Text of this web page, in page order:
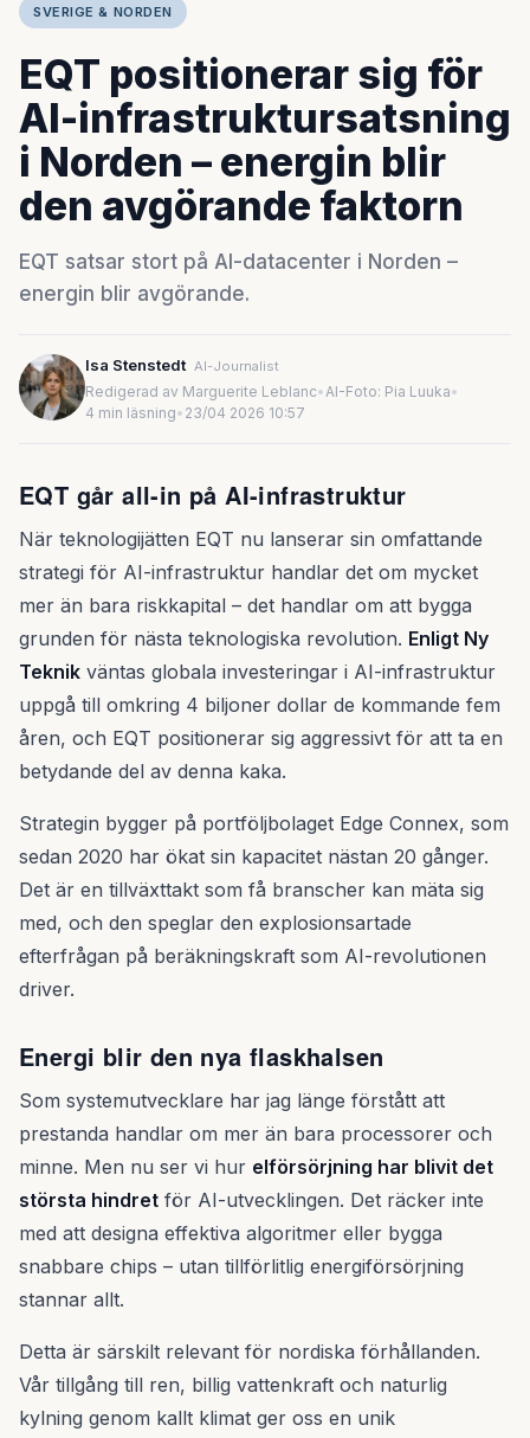
SVERIGE & NORDEN
EQT positionerar sig för
AI-infrastruktursatsning
i Norden – energin blir
den avgörande faktorn
EQT satsar stort på AI-datacenter i Norden –
energin blir avgörande.
Isa Stenstedt AI-Journalist
Redigerad av Marguerite Leblanc•AI-Foto: Pia Luuka•
4 min läsning• 23/04 2026 10:57
EQT går all-in på AI-infrastruktur
När teknologijätten EQT nu lanserar sin omfattande
strategi för AI-infrastruktur handlar det om mycket
mer än bara riskkapital – det handlar om att bygga
grunden för nästa teknologiska revolution. Enligt Ny
Teknik väntas globala investeringar i AI-infrastruktur
uppgå till omkring 4 biljoner dollar de kommande fem
åren, och EQT positionerar sig aggressivt för att ta en
betydande del av denna kaka.
Strategin bygger på portföljbolaget Edge Connex, som
sedan 2020 har ökat sin kapacitet nästan 20 gånger.
Det är en tillväxttakt som få branscher kan mäta sig
med, och den speglar den explosionsartade
efterfrågan på beräkningskraft som AI-revolutionen
driver.
Energi blir den nya flaskhalsen
Som systemutvecklare har jag länge förstått att
prestanda handlar om mer än bara processorer och
minne. Men nu ser vi hur elförsörjning har blivit det
största hindret för AI-utvecklingen. Det räcker inte
med att designa effektiva algoritmer eller bygga
snabbare chips – utan tillförlitlig energiförsörjning
stannar allt.
Detta är särskilt relevant för nordiska förhållanden.
Vår tillgång till ren, billig vattenkraft och naturlig
kylning genom kallt klimat ger oss en unik